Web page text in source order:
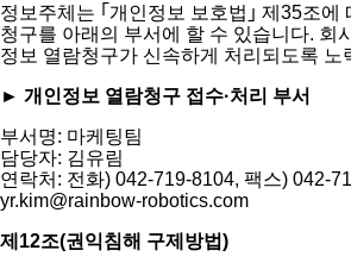
정보주체는 ｢개인정보 보호법｣ 제35조에
청구를 아래의 부서에 할 수 있습니다. 회
정보 열람청구가 신속하게 처리되도록 노
► 개인정보 열람청구 접수·처리 부서
부서명: 마케팅팀
담당자: 김유림
연락처: 전화) 042-719-8104, 팩스) 042-
yr.kim@rainbow-robotics.com
제12조(권익침해 구제방법)